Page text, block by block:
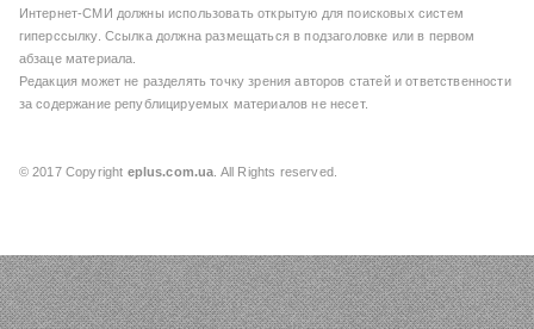
Интернет-СМИ должны использовать открытую для поисковых систем
гиперссылку. Ссылка должна размещаться в подзаголовке или в первом
абзаце материала.
Редакция может не разделять точку зрения авторов статей и ответственности
за содержание републицируемых материалов не несет.
© 2017 Copyright eplus.com.ua . All Rights reserved.